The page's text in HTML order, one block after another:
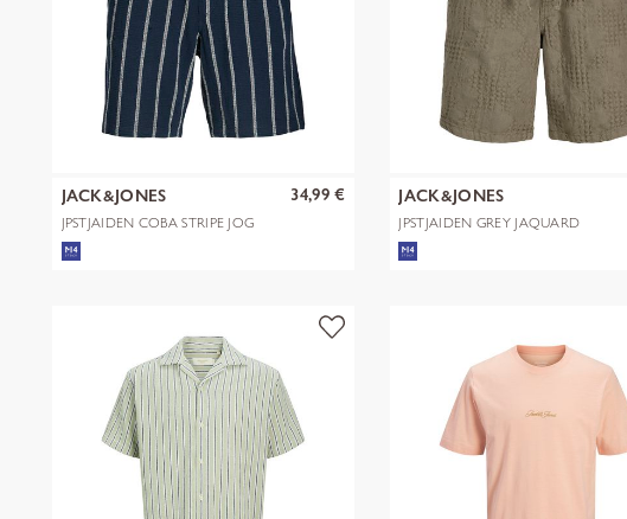
JACK&JONES
JPSTJAIDEN COBA STRIPE JOG
SHORTS R
34,99 € JACK&JONES
JPSTJAIDEN GREY JAQUARD
JOGGER SHOR